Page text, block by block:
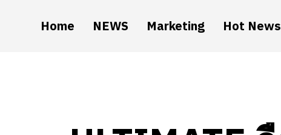
Home NEWS Marketing Hot News